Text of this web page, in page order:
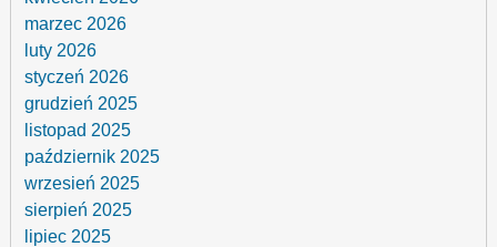
marzec 2026
luty 2026
styczeń 2026
grudzień 2025
listopad 2025
październik 2025
wrzesień 2025
sierpień 2025
lipiec 2025